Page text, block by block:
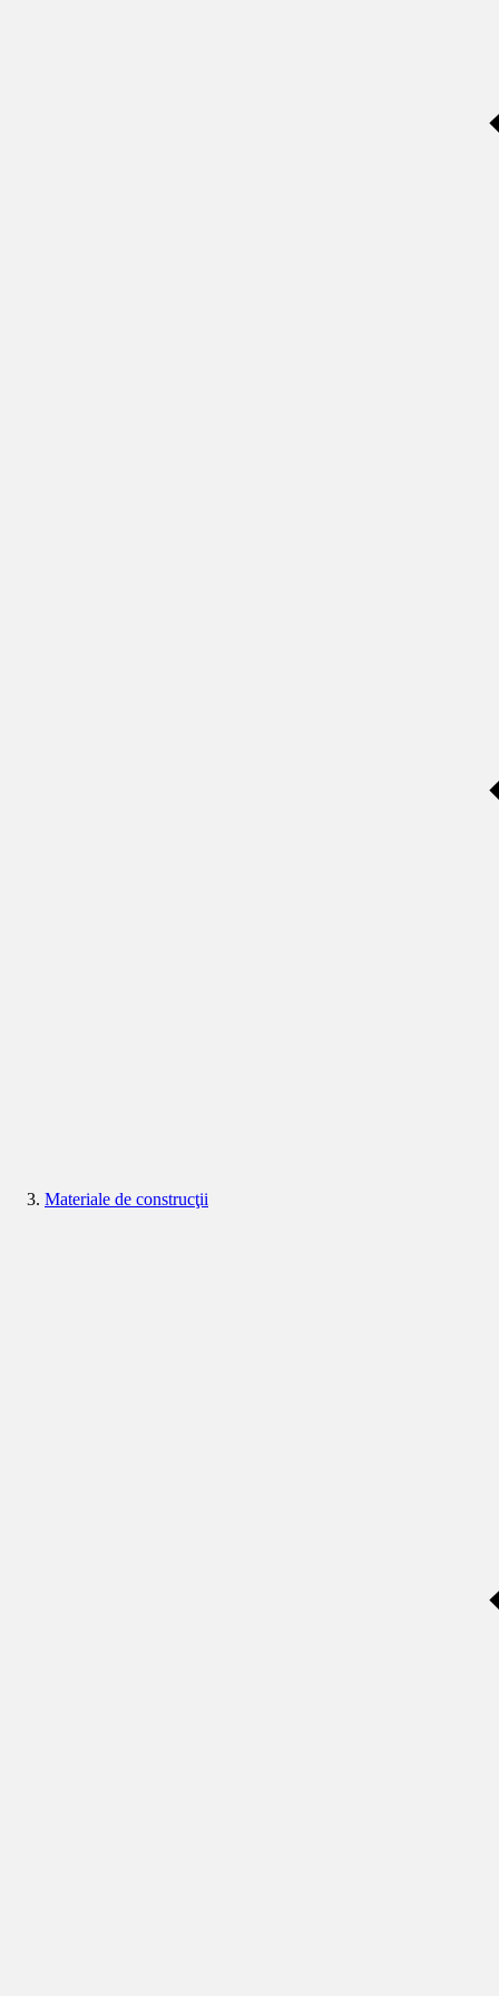
Materiale de construcţii